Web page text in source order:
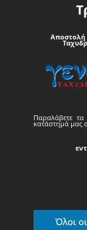
Αποστολή
Παραλάβετε
κατάστημά μας
Όλοι